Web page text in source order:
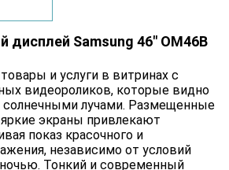
Samsung 46" OM46B
и услуги в витринах с
видеороликов, которые видно
лучами. Размещенные
яркие экраны привлекают
показ красочного и
независимо от условий
Тонкий и современный